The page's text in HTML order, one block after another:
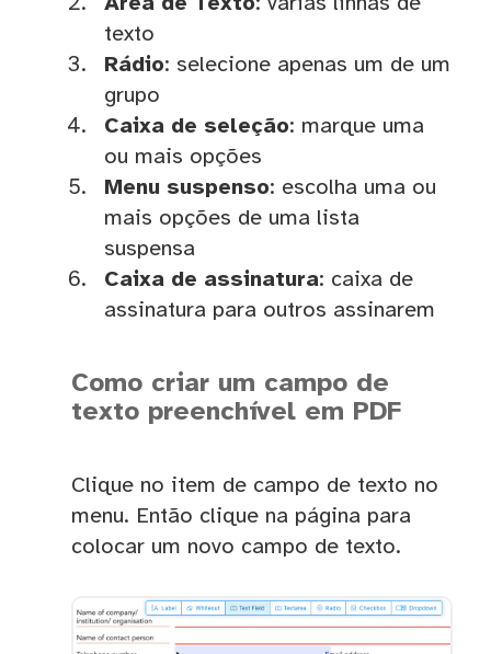
texto
Rádio: selecione apenas um de um
grupo
Caixa de seleção: marque uma
ou mais opções
Menu suspenso: escolha uma ou
mais opções de uma lista
suspensa
Caixa de assinatura: caixa de
assinatura para outros assinarem
Como criar um campo de
texto preenchível em PDF
Clique no item de campo de texto no
menu. Então clique na página para
colocar um novo campo de texto.